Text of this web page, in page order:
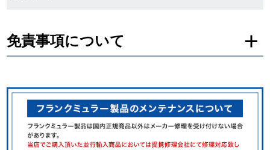
買取サロン
GINZA RASIN公式ブログ
WEBマガジン 買取ブログ
免責事項について
メーカー保護シールの有無に個体差がございますのでご了承下さいませ。
また、メーカーにてマイナーチェンジがなされる場合がございますが、在庫品
の仕様で販売させていただきますので予めご了承の程お願いいたします。
尚、中古品、アンティーク品につきましては現品を撮影しております。
※光の加減やモニターの設定により、実際の商品と色目が異なる場合がござい
ます。